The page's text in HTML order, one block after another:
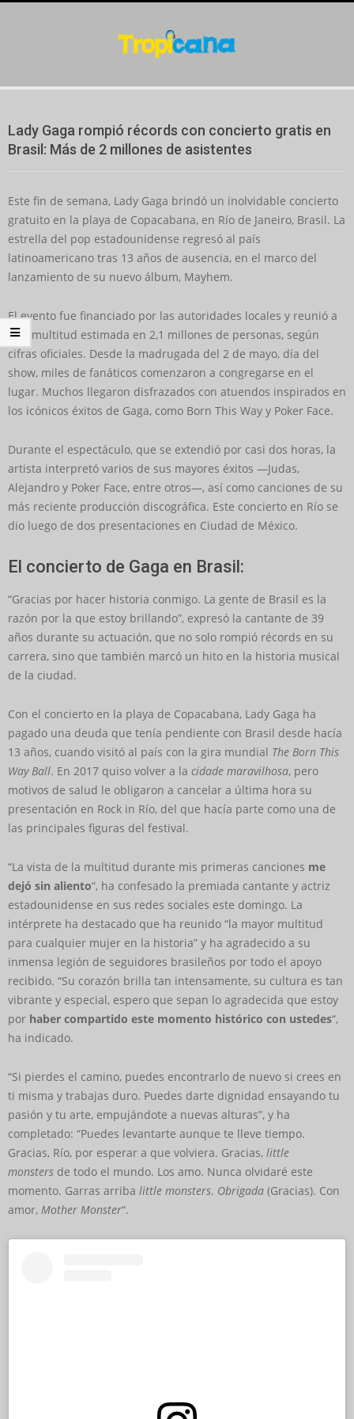
Menu
Lady Gaga rompió récords con concierto gratis en
Brasil: Más de 2 millones de asistentes
Este fin de semana, Lady Gaga brindó un inolvidable concierto
gratuito en la playa de Copacabana, en Río de Janeiro, Brasil. La
estrella del pop estadounidense regresó al país
latinoamericano tras 13 años de ausencia, en el marco del
lanzamiento de su nuevo álbum, Mayhem.
El evento fue financiado por las autoridades locales y reunió a
una multitud estimada en 2,1 millones de personas, según
cifras oficiales. Desde la madrugada del 2 de mayo, día del
show, miles de fanáticos comenzaron a congregarse en el
lugar. Muchos llegaron disfrazados con atuendos inspirados en
los icónicos éxitos de Gaga, como Born This Way y Poker Face.
Durante el espectáculo, que se extendió por casi dos horas, la
artista interpretó varios de sus mayores éxitos —Judas,
Alejandro y Poker Face, entre otros—, así como canciones de su
más reciente producción discográfica. Este concierto en Río se
dio luego de dos presentaciones en Ciudad de México.
El concierto de Gaga en Brasil:
“Gracias por hacer historia conmigo. La gente de Brasil es la
razón por la que estoy brillando”, expresó la cantante de 39
años durante su actuación, que no solo rompió récords en su
carrera, sino que también marcó un hito en la historia musical
de la ciudad.
Con el concierto en la playa de Copacabana, Lady Gaga ha
pagado una deuda que tenía pendiente con Brasil desde hacía
13 años, cuando visitó al país con la gira mundial The Born This
Way Ball. En 2017 quiso volver a la cidade maravilhosa, pero
motivos de salud le obligaron a cancelar a última hora su
presentación en Rock in Río, del que hacía parte como una de
las principales figuras del festival.
“La vista de la multitud durante mis primeras canciones me
dejó sin aliento“, ha confesado la premiada cantante y actriz
estadounidense en sus redes sociales este domingo. La
intérprete ha destacado que ha reunido “la mayor multitud
para cualquier mujer en la historia” y ha agradecido a su
inmensa legión de seguidores brasileños por todo el apoyo
recibido. “Su corazón brilla tan intensamente, su cultura es tan
vibrante y especial, espero que sepan lo agradecida que estoy
por haber compartido este momento histórico con ustedes“,
ha indicado.
“Si pierdes el camino, puedes encontrarlo de nuevo si crees en
ti misma y trabajas duro. Puedes darte dignidad ensayando tu
pasión y tu arte, empujándote a nuevas alturas”, y ha
completado: “Puedes levantarte aunque te lleve tiempo.
Gracias, Río, por esperar a que volviera. Gracias, little
monsters de todo el mundo. Los amo. Nunca olvidaré este
momento. Garras arriba little monsters. Obrigada (Gracias). Con
amor, Mother Monster“.